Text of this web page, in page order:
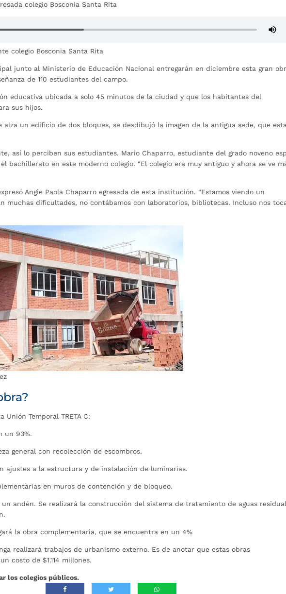
colegio Bosconia Santa Rita
colegio Bosconia Santa Rita
junto al Ministerio de Educación Nacional entregarán en diciembre esta gran
de 110 estudiantes del campo.
educativa ubicada a solo 45 minutos de la ciudad y que los habitantes del
sus hijos.
alza un edificio de dos bloques, se desdibujó la imagen de la antigua sede, que
así lo perciben sus estudiantes. Mario Chaparro, estudiante del grado noveno
bachillerato en este moderno colegio. “El colegio era muy antiguo y ahora se ve
Angie Paola Chaparro egresada de esta institución. “Estamos viendo un
muchas dificultades, no contábamos con laboratorios, bibliotecas. Incluso nos
Temporal TRETA C:
un 93%.
general con recolección de escombros.
ajustes a la estructura y de instalación de luminarias.
en muros de contención y de bloqueo.
un andén. Se realizará la construcción del sistema de tratamiento de aguas
la obra complementaria, que se encuentra en un 4%
realizará trabajos de urbanismo externo. Es de anotar que estas obras
costo de $1.114 millones.
los colegios públicos.